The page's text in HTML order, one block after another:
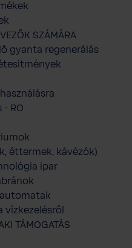
SZÁMÁRA
gyanta regenerálás
RO
éttermek, kávézók)
ipar
vízkezelésről
TÁMOGATÁS